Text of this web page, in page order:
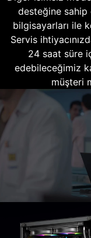
desteğine sahip
bilgisayarları ile
Servis
24 saat süre
edebileceğimiz
müşteri